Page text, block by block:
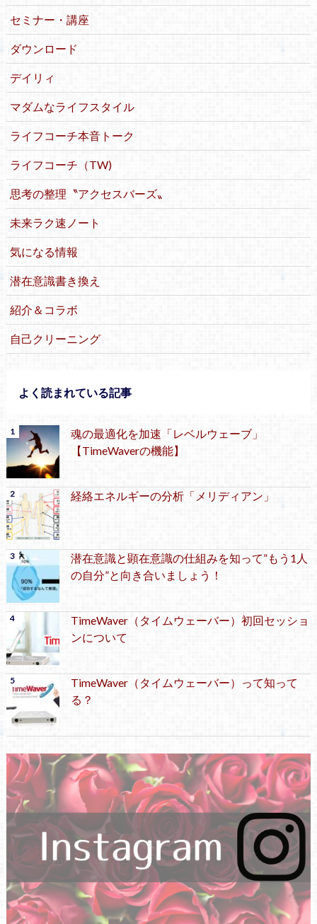
セミナー・講座
ダウンロード
デイリィ
マダムなライフスタイル
ライフコーチ本音トーク
ライフコーチ（TW)
思考の整理〝アクセスバーズ〟
未来ラク速ノート
気になる情報
潜在意識書き換え
紹介＆コラボ
自己クリーニング
よく読まれている記事
魂の最適化を加速「レベルウェーブ」
【TimeWaverの機能】
経絡エネルギーの分析「メリディアン」
潜在意識と顕在意識の仕組みを知って”もう1人
の自分”と向き合いましょう！
TimeWaver（タイムウェーバー）初回セッショ
ンについて
TimeWaver（タイムウェーバー）って知って
る？